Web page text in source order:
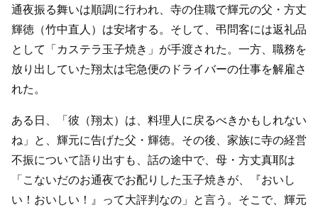
通夜振る舞いは順調に行われ、寺の住職で輝元の父・方丈
輝徳（竹中直人）は安堵する。そして、弔問客には返礼品
として「カステラ玉子焼き」が手渡された。一方、職務を
放り出していた翔太は宅急便のドライバーの仕事を解雇さ
れた。
ある日、「彼（翔太）は、料理人に戻るべきかもしれない
ね」と、輝元に告げた父・輝徳。その後、家族に寺の経営
不振について語り出すも、話の途中で、母・方丈真耶は
「こないだのお通夜でお配りした玉子焼きが、『おいし
い！おいしい！』って大評判なの」と言う。そこで、輝元